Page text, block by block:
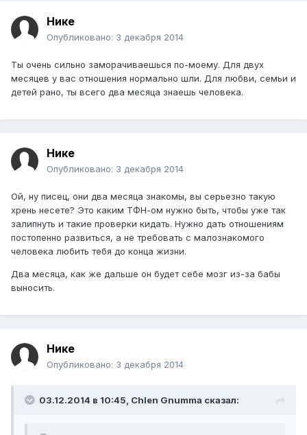
Нике
Опубликовано: 3 декабря 2014
Ты очень сильно заморачиваешься по-моему. Для двух
месяцев у вас отношения нормально шли. Для любви, семьи и
детей рано, ты всего два месяца знаешь человека.
Нике
Опубликовано: 3 декабря 2014
Ой, ну писец, они два месяца знакомы, вы серьезно такую
хрень несете? Это каким ТФН-ом нужно быть, чтобы уже так
залипнуть и такие проверки кидать. Нужно дать отношениям
постопенно развиться, а не требовать с малознакомого
человека любить тебя до конца жизни.
Два месяца, как же дальше он будет себе мозг из-за бабы
выносить.
Нике
Опубликовано: 3 декабря 2014
03.12.2014 в 10:45, Chlen Gnumma сказал: